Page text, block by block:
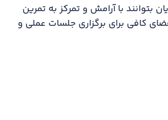
بتوانند با آرامش و تمرکز به تمرین
کافی برای برگزاری جلسات عملی و